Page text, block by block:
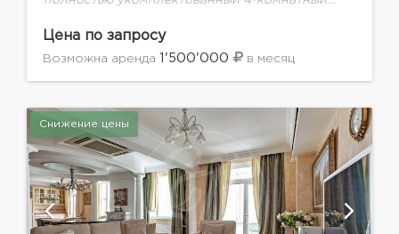
Современный жилой комплекс, вооруженный
тип охраны, система видеонаблюдения,
эксплуатации, презентабельная входная...
Цена по запросу
Возможна аренда 1'500'000 в месяц
Снижение цены